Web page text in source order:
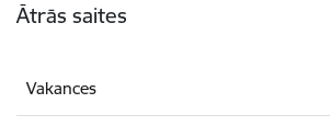
Ātrās saites
Vakances